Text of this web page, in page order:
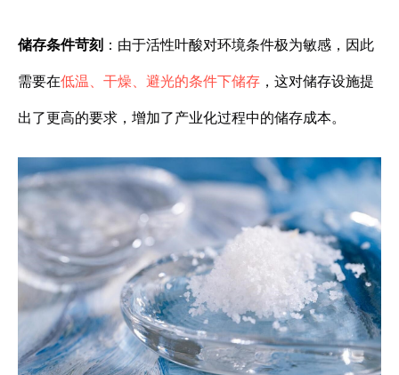
储存条件苛刻 ：由于活性叶酸对环境条件极为敏感，因此
需要在低温、干燥、避光的条件下储存 ，这对储存设施提
出了更高的要求，增加了产业化过程中的储存成本。